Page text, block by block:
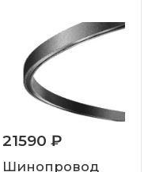
21590 ₽
Шинопровод